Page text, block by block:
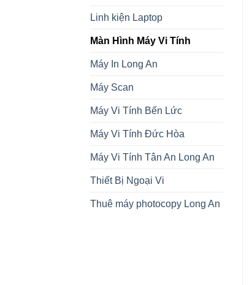
Linh kiện Laptop
Màn Hình Máy Vi Tính
Máy In Long An
Máy Scan
Máy Vi Tính Bến Lức
Máy Vi Tính Đức Hòa
Máy Vi Tính Tân An Long An
Thiết Bị Ngoại Vi
Thuê máy photocopy Long An